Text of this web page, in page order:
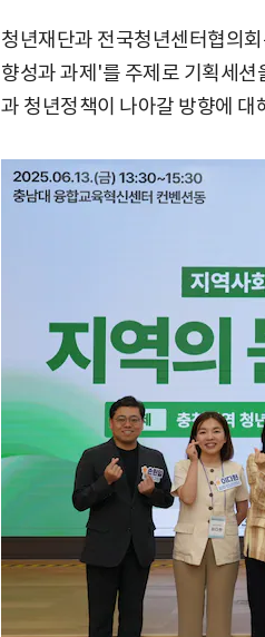
청년재단과 전국청년센터협의
향성과 과제'를 주제로 기획세
과 청년정책이 나아갈 방향에 대